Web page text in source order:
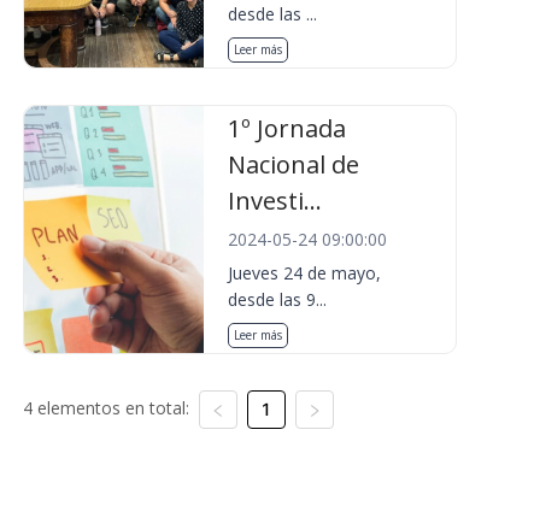
desde las ...
Leer más
1º Jornada
Nacional de
Investi...
2024-05-24 09:00:00
Jueves 24 de mayo,
desde las 9...
Leer más
4 elementos en total: 1